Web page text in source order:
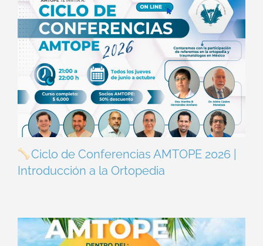
Ciclo de Conferencias AMTOPE 2026 |
Introducción a la Ortopedia